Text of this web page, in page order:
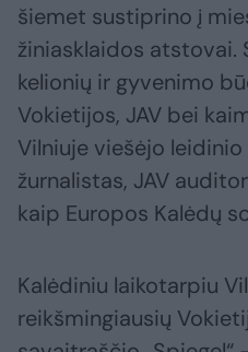
šiemet sustiprino į
žiniasklaidos atstovai.
kelionių ir gyvenimo
Vokietijos, JAV bei
Vilniuje viešėjo
žurnalistas, JAV
kaip Europos Kalėdų
Kalėdiniu laikotarpiu
reikšmingiausių